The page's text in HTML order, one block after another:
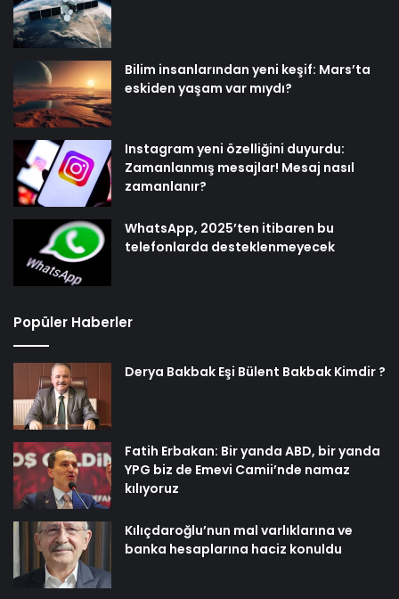
Bilim insanlarından yeni keşif: Mars’ta
eskiden yaşam var mıydı?
Instagram yeni özelliğini duyurdu:
Zamanlanmış mesajlar! Mesaj nasıl
zamanlanır?
WhatsApp, 2025’ten itibaren bu
telefonlarda desteklenmeyecek
Popüler Haberler
Derya Bakbak Eşi Bülent Bakbak Kimdir ?
Fatih Erbakan: Bir yanda ABD, bir yanda
YPG biz de Emevi Camii’nde namaz
kılıyoruz
Kılıçdaroğlu’nun mal varlıklarına ve
banka hesaplarına haciz konuldu